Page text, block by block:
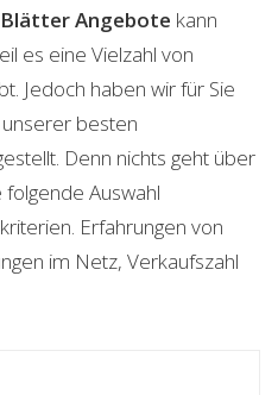
Angebote kann
es eine Vielzahl von
Jedoch haben wir für Sie
besten
Denn nichts geht über
Auswahl
Erfahrungen von
im Netz, Verkaufszahl